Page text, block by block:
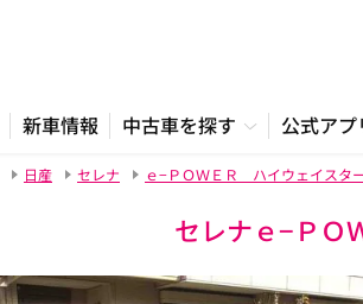
新車情報 中古車を探す 公式アプ
日産 セレナ ｅ−ＰＯＷＥＲ ハイウェイスタ
セレナｅ−Ｐ